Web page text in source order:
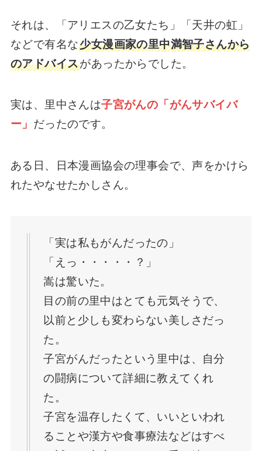
それは、「アリエスの乙女たち」「天井の虹」
などで有名な少女漫画家の里中満智子さんから
のアドバイスがあったからでした。
実は、里中さんは子宮がんの「がんサバイバ
ー」 だったのです。
ある日、日本漫画協会の理事会で、声をかけら
れたやなせたかしさん。
「実は私もがんだったの」
「えっ・・・・・？」
嵩は驚いた。
目の前の里中はとても元気そうで、
以前と少しも変わらない美しさだっ
た。
子宮がんだったという里中は、自分
の闘病について詳細に教えてくれ
た。
子宮を温存したくて、いいといわれ
ることや漢方や食事療法などはすべ